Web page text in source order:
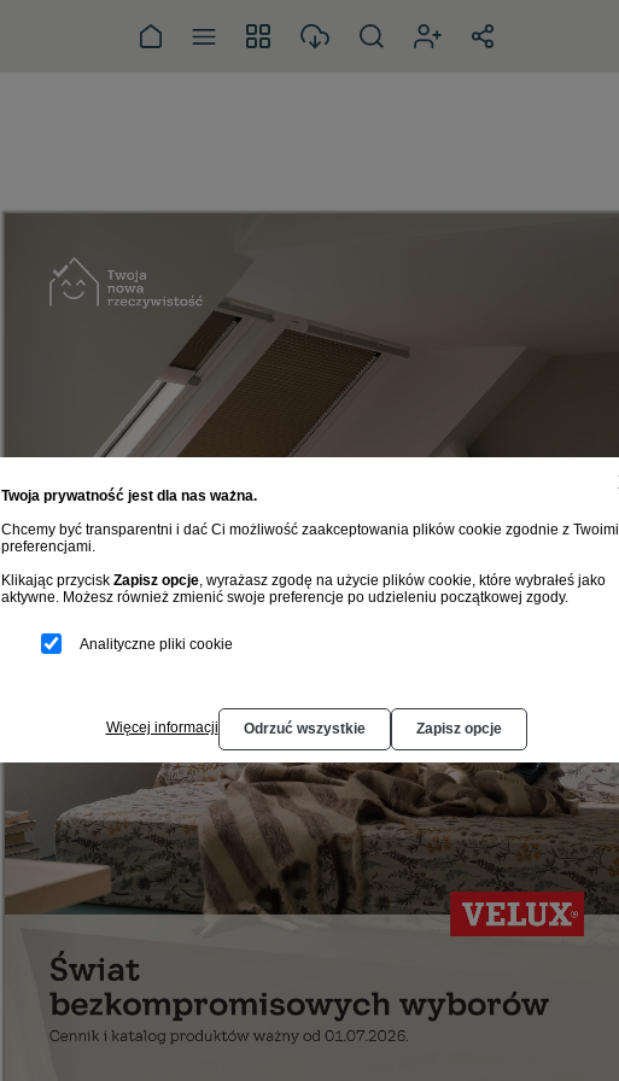
Twoja prywatność jest dla nas ważna.
Chcemy być transparentni i dać Ci możliwość zaakceptowania plików cookie zgodnie z Twoimi
preferencjami.
Klikając przycisk Zapisz opcje, wyrażasz zgodę na użycie plików cookie, które wybrałeś jako
aktywne. Możesz również zmienić swoje preferencje po udzieleniu początkowej zgody.
Analityczne pliki cookie
Więcej informacji Odrzuć wszystkie Zapisz opcje